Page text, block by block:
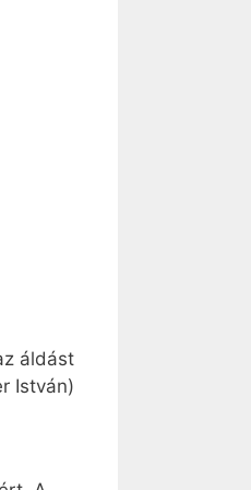
áldást
István)